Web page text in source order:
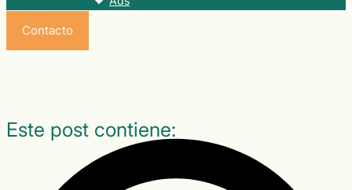
Contacto
Este post contiene: